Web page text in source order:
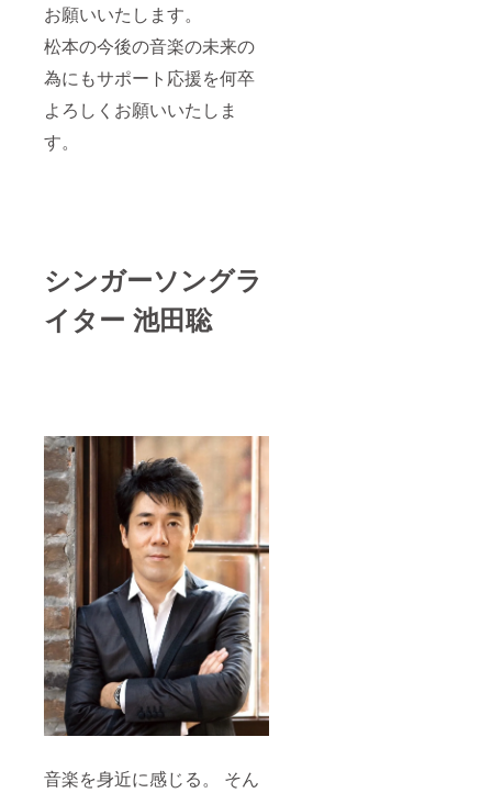
お願いいたします。
松本の今後の音楽の未来の
為にもサポート応援を何卒
よろしくお願いいたしま
す。
シンガーソングラ
イター 池田聡
音楽を身近に感じる。 そん